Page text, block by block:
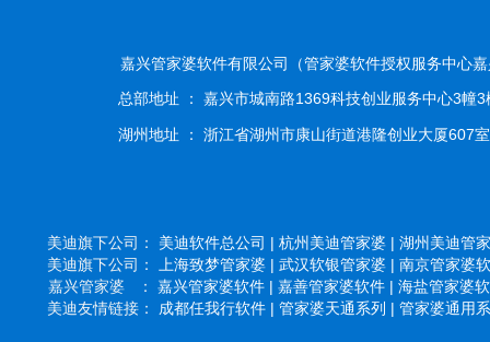
嘉兴管家婆软件有限公司（管家婆软件授权服务中心
总部地址 ： 嘉兴市城南路1369科技创业服务中心3幢3
湖州地址 ： 浙江省湖州市康山街道港隆创业大厦607室
美迪旗下公司： 美迪软件总公司 | 杭州美迪管家婆 | 湖州美迪管
美迪旗下公司：
上海致梦管家婆 | 武汉软银管家婆 | 南京管家婆
嘉兴管家婆 ： 嘉兴管家婆软件 | 嘉善管家婆软件 | 海盐管家婆
美迪友情链接： 成都任我行软件 | 管家婆天通系列 | 管家婆通用